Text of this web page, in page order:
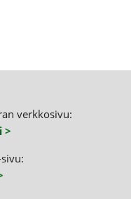
verkkosivu:
>